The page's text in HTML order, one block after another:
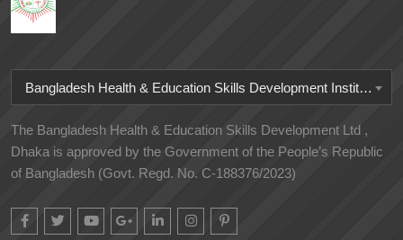
Bangladesh Health & Education Skills Development Institute
The Bangladesh Health & Education Skills Development Ltd ,
Dhaka is approved by the Government of the People’s Republic
of Bangladesh (Govt. Regd. No. C-188376/2023)